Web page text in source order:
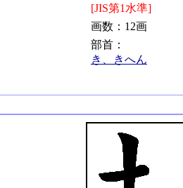
[JIS第1水準]
画数：12画
部首：
き、きへん